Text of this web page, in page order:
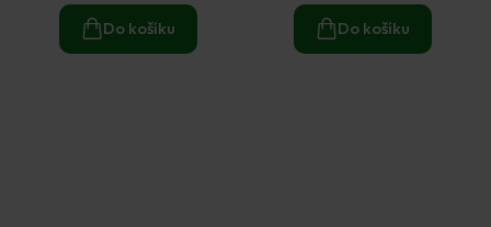
Do košíku Do košíku